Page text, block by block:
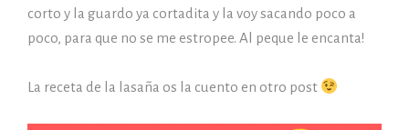
corto y la guardo ya cortadita y la voy sacando poco a
poco, para que no se me estropee. Al peque le encanta!
La receta de la lasaña os la cuento en otro post